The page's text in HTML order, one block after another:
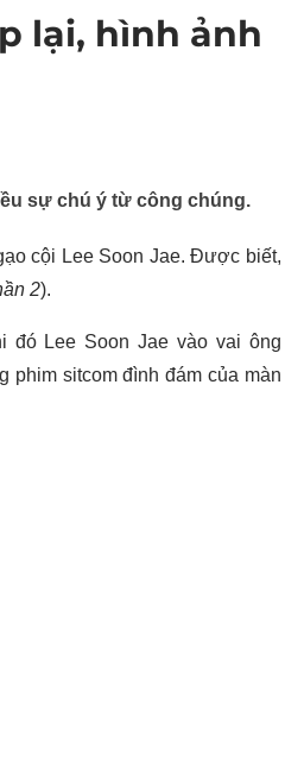
lại, hình ảnh
sự chú ý từ công chúng.
cội Lee Soon Jae. Được biết,
2).
đó Lee Soon Jae vào vai ông
phim sitcom đình đám của màn